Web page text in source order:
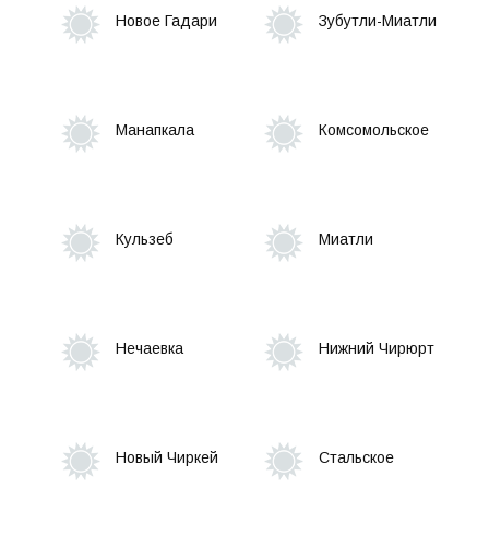
МКУ Централизованная бухгалтерия
Противодействие коррупции
Новое Гадари Зубутли-Миатли
Манапкала Комсомольское
Кульзеб Миатли
Нечаевка Нижний Чирюрт
Новый Чиркей Стальское